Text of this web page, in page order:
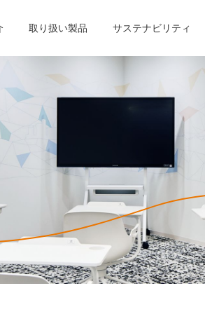
プメッセージ
グループ会社
プライアンスポリシー 個人情報保護
関連セグメント 樹脂セグメント
取り扱い製品
関連セグメント 樹脂セグメント
サステナビリティ
活動 環境マネジメ
内容を知る 働く人を知る
採用 採用に関する